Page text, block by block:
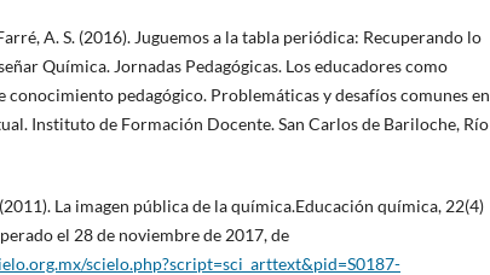
A. S. (2016). Juguemos a la tabla periódica: Recuperando lo
Química. Jornadas Pedagógicas. Los educadores como
conocimiento pedagógico. Problemáticas y desafíos comunes en
Instituto de Formación Docente. San Carlos de Bariloche, Río
La imagen pública de la química.Educación química, 22(4)
el 28 de noviembre de 2017, de
scielo.php?script=sci_arttext&pid=S0187-